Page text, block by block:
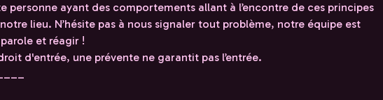
personne ayant des comportements allant à l’encontre de ces principes
lieu. N’hésite pas à nous signaler tout problème, notre équipe est
et réagir !
d'entrée, une prévente ne garantit pas l’entrée.